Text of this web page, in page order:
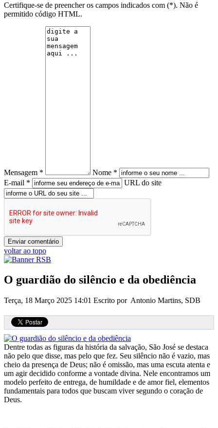
Certifique-se de preencher os campos indicados com (*). Não é
permitido código HTML.
Mensagem *
Nome *
E-mail *
URL do site
voltar ao topo
O guardião do silêncio e da obediência
Terça, 18 Março 2025 14:01 Escrito por Antonio Martins, SDB
Dentre todas as figuras da história da salvação, São José se destaca
não pelo que disse, mas pelo que fez. Seu silêncio não é vazio, mas
cheio da presença de Deus; não é omissão, mas uma escuta atenta e
um agir decidido conforme a vontade divina. Nele encontramos um
modelo perfeito de entrega, de humildade e de amor fiel, elementos
fundamentais para todos que buscam viver segundo o coração de
Deus.